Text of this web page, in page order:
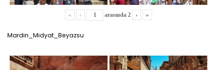
« ‹ arasında 2 › »
Mardin_Midyat_Beyazsu